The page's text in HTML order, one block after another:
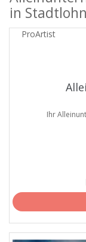
in Stadtlohn
ProArtist
Ihr